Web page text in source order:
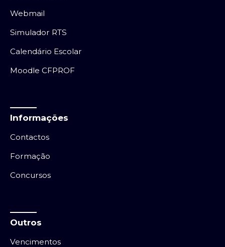
Webmail
Simulador RTS
Calendário Escolar
Moodle CFPROF
Informações
Contactos
Formação
Concursos
Outros
Vencimentos